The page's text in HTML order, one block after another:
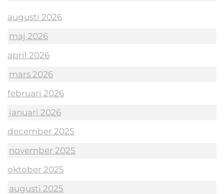
augusti 2026
maj 2026
april 2026
mars 2026
februari 2026
januari 2026
december 2025
november 2025
oktober 2025
augusti 2025